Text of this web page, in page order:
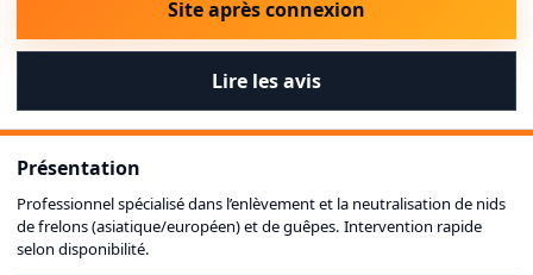
Présentation
Professionnel spécialisé dans l’enlèvement et la neutralisation de nids
de frelons (asiatique/européen) et de guêpes. Intervention rapide
selon disponibilité.
Site après connexion
Lire les avis